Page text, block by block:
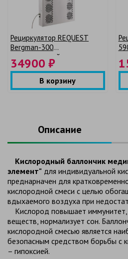
Рециркулятор REQUEST
Bergman-300
промышленный
34900 ₽
В корзину
Описание
Кислородный баллончик
элемент" для индивидуальной
преднаpначен для
кислородной смеси с целью
вдыхаемого воздуха при
Кислород повышает иммунитет,
веществ, нормализует сон.
кислородной смесью является
безопасным средством борьбы с
– гипоксией.